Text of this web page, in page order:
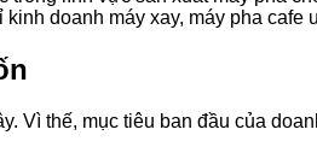
doanh máy xay, máy pha cafe
Vì thế, mục tiêu ban đầu của